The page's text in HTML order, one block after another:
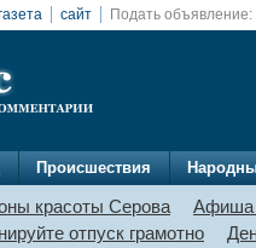
сайт Подать объявление:
Происшествия
красоты Серова Афиша
отпуск грамотно